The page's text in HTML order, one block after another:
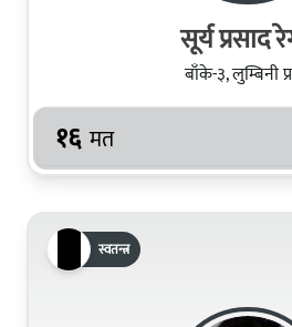
सूर्य प्रसाद
बाँके-३, लुम्बिनी
१६ मत
स्वतन्त्र